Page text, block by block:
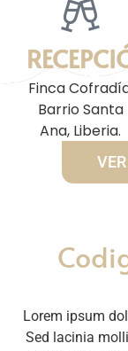
Finca
Barrio Santa
Ana, Liberia.
Lorem ipsum
Sed lacinia